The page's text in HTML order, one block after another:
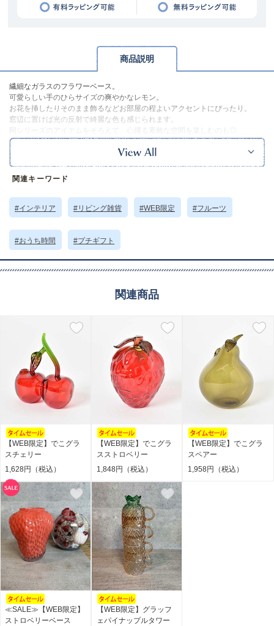
商品説明
繊細なガラスのフラワーベース。
可愛らしい手のひらサイズの爽やかなレモン。
お花を挿したりそのまま飾るなどお部屋の程よいアクセントにぴったり。
窓辺に置けば光の反射で綺麗な色も感じられます。
同シリーズのアイテムをそろえて、心躍る素敵な空間を楽しむのも◎
※本品に付いているご注意書きをお読みの上ご使用ください。
高さ6 横幅9 底面3.5
素材・原材料
関連キーワード
#インテリア #リビング雑貨 #WEB限定 #フルーツ
#おうち時間 #プチギフト
関連商品
【WEB限定】でこグラ
スチェリー
1,628円（税込）
【WEB限定】でこグラ
スストロベリー
1,848円（税込）
【WEB限定】でこグラ
スペアー
1,958円（税込）
≪SALE≫【WEB限定】
ストロベリーベース
【WEB限定】グラッフ
ェパイナップルタワー